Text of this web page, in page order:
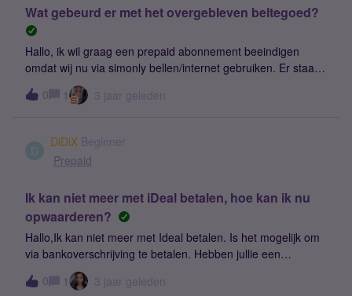
Wat gebeurd er met het overgebleven beltegoed?
Hallo, ik wil graag een prepaid abonnement beeindigen
omdat wij nu via simonly bellen/internet gebruiken. Er staat
echter nog geld op het prepaid abonnement. Kan dit
overgezet worden naar een van de simonly abonnementen
dat heb ik dus ook niet meer nodig. Ik lees dat ik dat in
mijnsimyo/overzicht uit moet kunnen schakelen maar ik kan
josAdmin: Titel aangepast vanwege vindbaarheid.
0 1 3 jaar geleden
D
DiDiX Beginner
Prepaid
Ik kan niet meer met iDeal betalen, hoe kan ik nu
opwaarderen?
Hallo,Ik kan niet meer met Ideal betalen. Is het mogelijk om
via bankoverschrijving te betalen. Hebben jullie een
bankrekening en hoe zou ik dit moeten doen?Bedankt voor
jullie hulp! met vriendelijke groeten
0 1 3 jaar geleden